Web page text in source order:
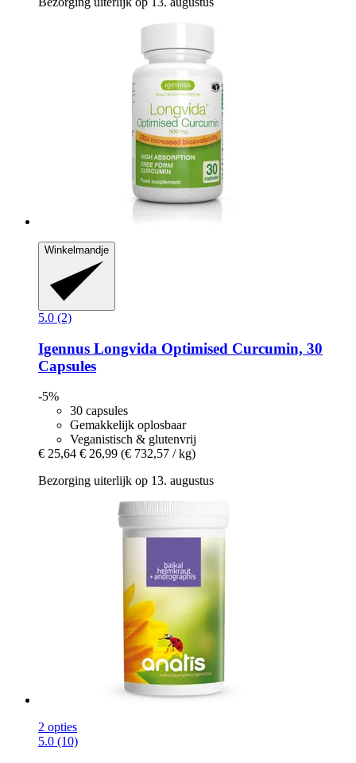
Winkelmandje
5.0 (2)
Igennus Longvida Optimised Curcumin, 30
Capsules
-5%
30 capsules
Gemakkelijk oplosbaar
Veganistisch & glutenvrij
€ 25,64 € 26,99 (€ 732,57 / kg)
Bezorging uiterlijk op 13. augustus
2 opties
5.0 (10)